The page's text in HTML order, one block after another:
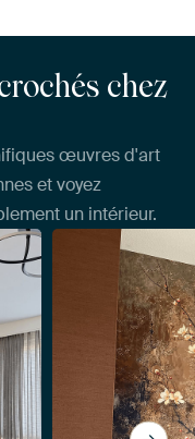
chez
œuvres d'art
et voyez
un intérieur.
par Jacky